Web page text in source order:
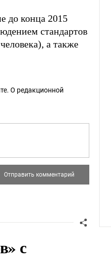
до конца 2015
стандартов
а также
О редакционной
с